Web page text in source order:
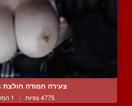
צעירה חמודה חולצת
4775 צפיות | 1 המלצות